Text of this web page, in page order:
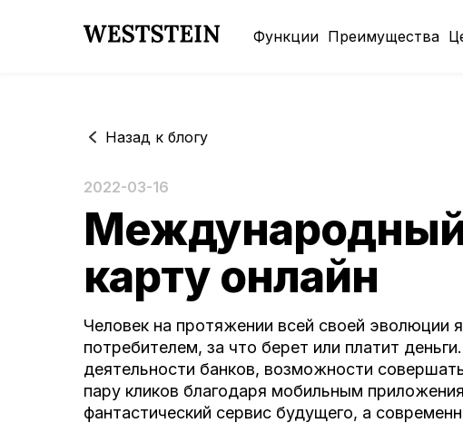
Функции Преимущества
Назад к блогу
2022-03-16
Международный
карту онлайн
Человек на протяжении всей своей эволюции
потребителем, за что берет или платит
деятельности банков, возможности
пару кликов благодаря мобильным
фантастический сервис будущего, а